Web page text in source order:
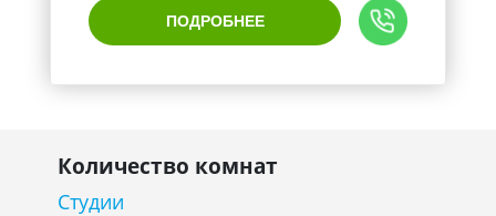
ПОДРОБНЕЕ
Количество комнат
Студии